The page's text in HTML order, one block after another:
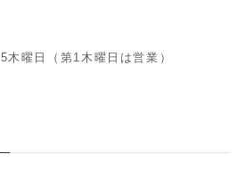
木曜日（第1木曜日は営業）